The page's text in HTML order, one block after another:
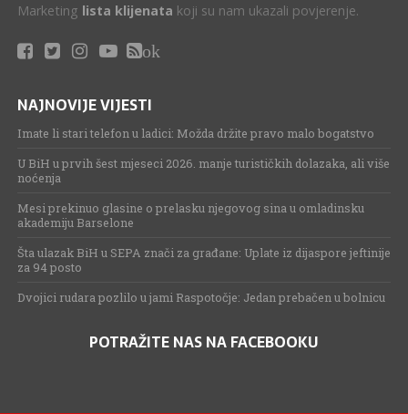
Marketing lista klijenata koji su nam ukazali povjerenje.
ok
NAJNOVIJE VIJESTI
Imate li stari telefon u ladici: Možda držite pravo malo bogatstvo
U BiH u prvih šest mjeseci 2026. manje turističkih dolazaka, ali više
noćenja
Mesi prekinuo glasine o prelasku njegovog sina u omladinsku
akademiju Barselone
Šta ulazak BiH u SEPA znači za građane: Uplate iz dijaspore jeftinije
za 94 posto
Dvojici rudara pozlilo u jami Raspotočje: Jedan prebačen u bolnicu
POTRAŽITE NAS NA FACEBOOKU